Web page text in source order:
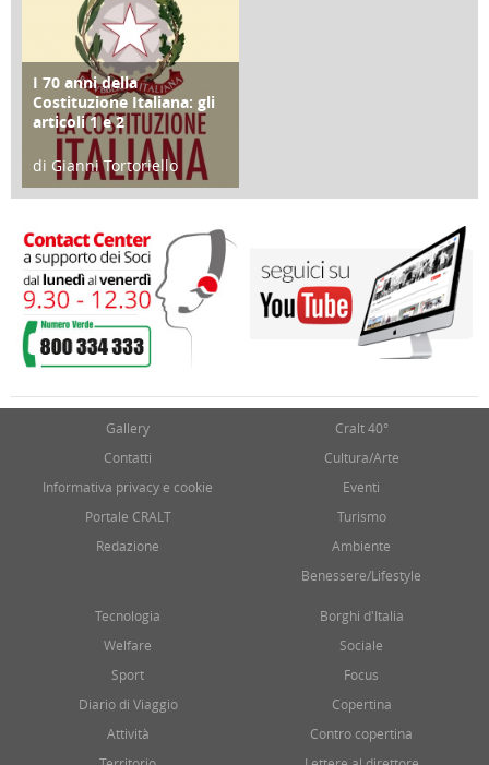
FOCUS
I 70 anni della
Costituzione Italiana: gli
articoli 1 e 2
di Gianni Tortoriello
17 Marzo 2018
Gallery
Contatti
Informativa privacy e cookie
Portale CRALT
Redazione
Cralt 40°
Cultura/Arte
Eventi
Turismo
Ambiente
Benessere/Lifestyle
Tecnologia
Welfare
Sport
Diario di Viaggio
Attività
Borghi d'Italia
Sociale
Focus
Copertina
Contro copertina